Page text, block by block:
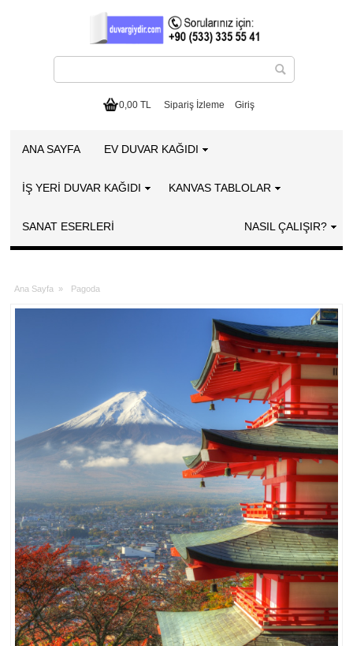
0,00 TL Sipariş İzleme Giriş
ANA SAYFA EV DUVAR KAĞIDI
İŞ YERİ DUVAR KAĞIDI KANVAS TABLOLAR
SANAT ESERLERI NASIL ÇALIŞIR?
Ana Sayfa » Pagoda